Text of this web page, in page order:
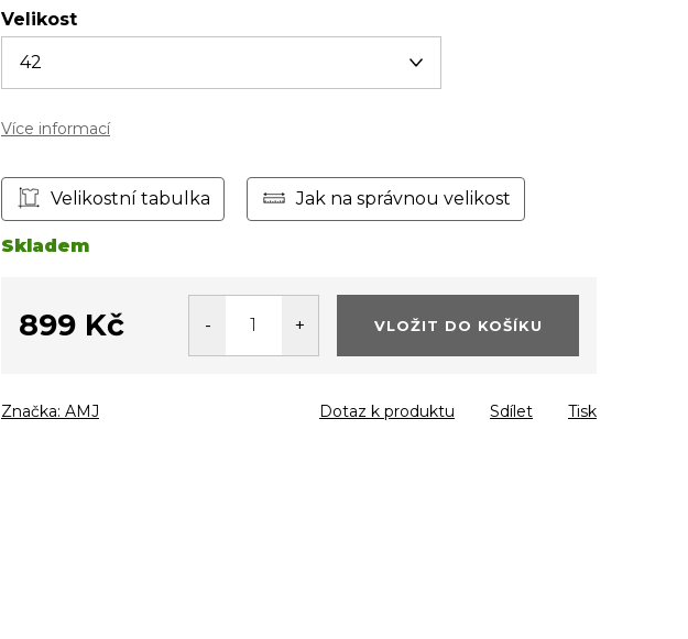
Velikost
Více informací
Velikostní tabulka Jak na správnou velikost
Skladem
899 Kč VLOŽIT DO KOŠÍKU
Značka: AMJ Tisk
Dotaz k produktu Sdílet